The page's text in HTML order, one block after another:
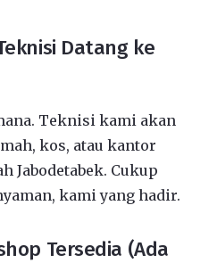
Datang ke
Teknisi kami akan
kos, atau kantor
Jabodetabek. Cukup
kami yang hadir.
Tersedia (Ada